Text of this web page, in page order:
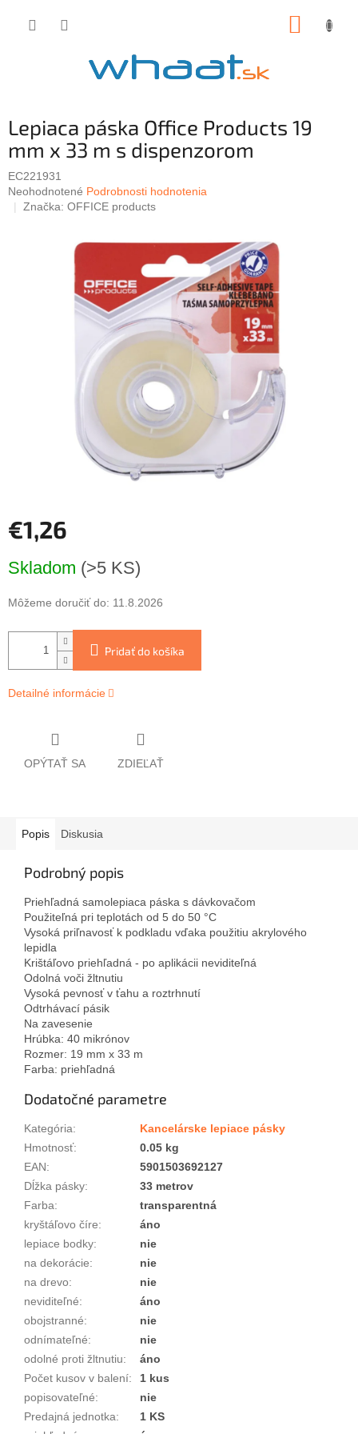
Lepiaca páska Office Products 19
mm x 33 m s dispenzorom
EC221931
Priemerné
hodnotenie
Neohodnotené Podrobnosti hodnotenia
Značka: OFFICE products
€1,26
cena:
Skladom (>5 KS)
Môžeme doručiť do: 11.8.2026
Pridať do košíka
Detailné informácie
OPÝTAŤ SA ZDIEĽAŤ
Popis Diskusia
Podrobný popis
Priehľadná samolepiaca páska s dávkovačom
Použiteľná pri teplotách od 5 do 50 °C
Vysoká priľnavosť k podkladu vďaka použitiu akrylového
lepidla
Krištáľovo priehľadná - po aplikácii neviditeľná
Odolná voči žltnutiu
Vysoká pevnosť v ťahu a roztrhnutí
Odtrhávací pásik
Na zavesenie
Hrúbka: 40 mikrónov
Rozmer: 19 mm x 33 m
Farba: priehľadná
Dodatočné parametre
Kategória:
Kancelárske lepiace pásky
Hmotnosť:
0.05 kg
EAN:
5901503692127
Dĺžka pásky:
33 metrov
Farba:
transparentná
kryštáľovo číre:
áno
lepiace bodky:
nie
na dekorácie:
nie
na drevo:
nie
neviditeľné:
áno
obojstranné:
nie
odnímateľné:
nie
odolné proti žltnutiu:
áno
Počet kusov v balení:
1 kus
popisovateľné:
nie
Predajná jednotka:
1 KS